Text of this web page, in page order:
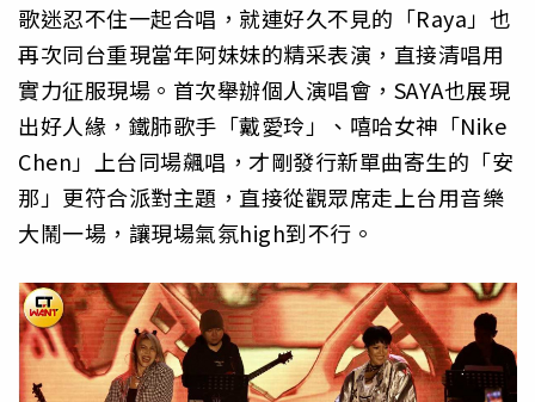
歌迷忍不住一起合唱，就連好久不見的「Raya」也
再次同台重現當年阿妹妹的精采表演，直接清唱用
實力征服現場。首次舉辦個人演唱會，SAYA也展現
出好人緣，鐵肺歌手「戴愛玲」、嘻哈女神「Nike
Chen」上台同場飆唱，才剛發行新單曲寄生的「安
那」更符合派對主題，直接從觀眾席走上台用音樂
大鬧一場，讓現場氣氛high到不行。